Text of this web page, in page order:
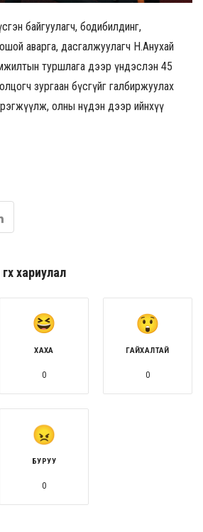
байгуулагч, бодибилдинг,
аварга, дасгалжуулагч Н.Анухай
туршлага дээр үндэслэн 45
зургаан бүсгүйг галбиржуулах
олны нүдэн дээр ийнхүү
хариулал
ХАХА
0
ГАЙХАЛТАЙ
0
БУРУУ
0